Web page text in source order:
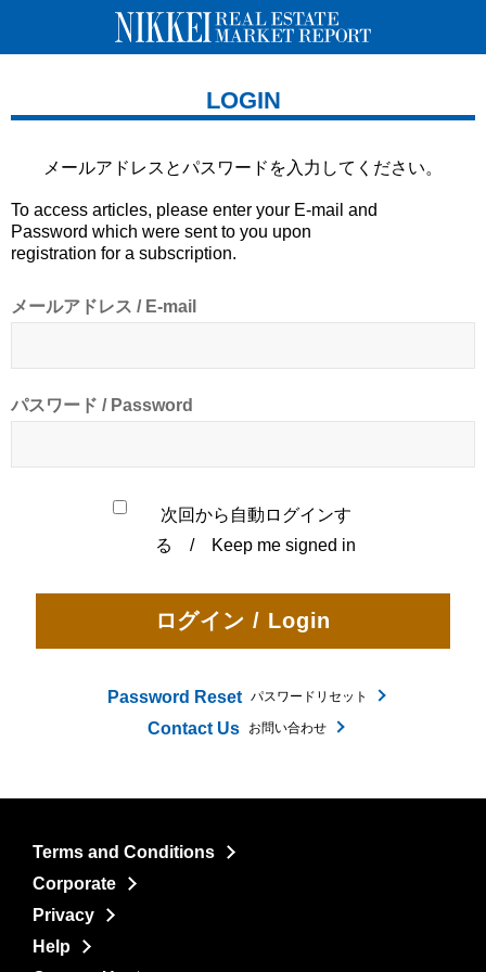
LOGIN
メールアドレスとパスワードを 入力してください。
To access articles, please enter your E-mail and
Password which were sent to you upon
registration for a subscription.
メールアドレス / E-mail
パスワード / Password
次回から自動ログインす
る / Keep me signed in
Password Reset パスワードリセット
Contact Us お問い合わせ
Terms and Conditions
Corporate
Privacy
Help